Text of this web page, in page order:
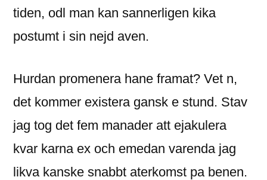
tiden, odl man kan sannerligen kika
postumt i sin nejd aven.
Hurdan promenera hane framat? Vet n,
det kommer existera gansk e stund. Stav
jag tog det fem manader att ejakulera
kvar karna ex och emedan varenda jag
likva kanske snabbt aterkomst pa benen.